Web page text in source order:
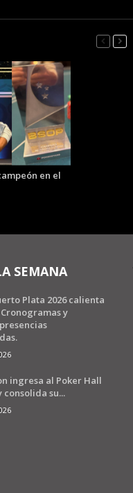
en el
SEMANA
Plata 2026 calienta
y
ingresa al Poker Hall
consolida su...